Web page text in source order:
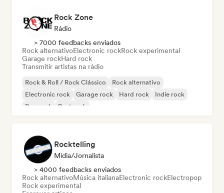
Rock Zone
Rádio
> 7000 feedbacks enviados
Rock alternativoElectronic rockRock experimental
Garage rockHard rock
Transmitir artistas na rádio
Rock & Roll / Rock Clássico
Rock alternativo
Electronic rock
Garage rock Hard rock
Indie rock
Pop rock
Post rock
Rocktelling
Mídia/Jornalista
> 4000 feedbacks enviados
Rock alternativoMúsica italianaElectronic rockElectropop
Rock experimental